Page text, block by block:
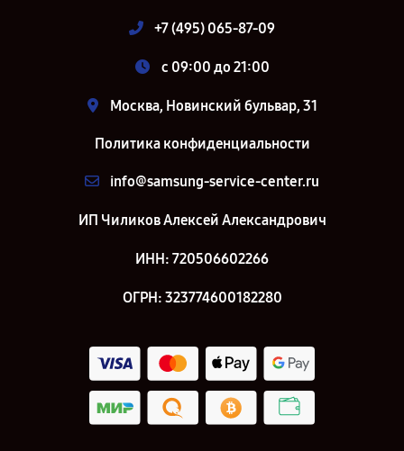
+7 (495) 065-87-09
c 09:00 до 21:00
Москва, Новинский бульвар, 31
Политика конфиденциальности
info@samsung-service-center.ru
ИП Чиликов Алексей Александрович
ИНН: 720506602266
ОГРН: 323774600182280